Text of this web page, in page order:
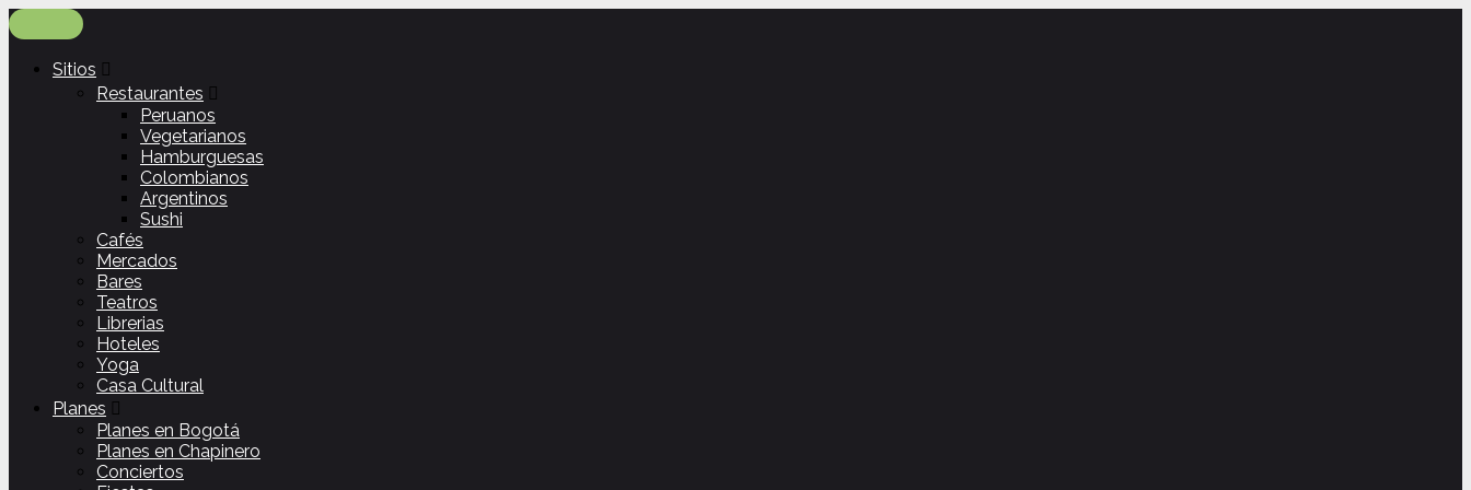
Sitios
Restaurantes
Peruanos
Vegetarianos
Hamburguesas
Colombianos
Argentinos
Sushi
Cafés
Mercados
Bares
Teatros
Librerias
Hoteles
Yoga
Casa Cultural
Planes
Planes en Bogotá
Planes en Chapinero
Conciertos